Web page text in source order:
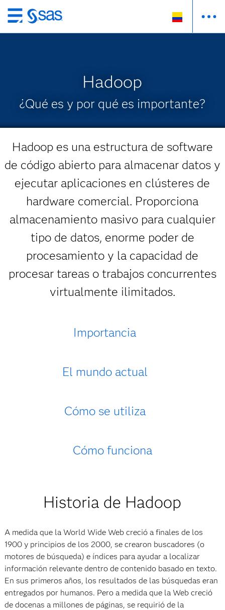
Ir
al
Hadoop
¿Qué es y por qué es importante?
Hadoop es una estructura de software
de código abierto para almacenar datos y
ejecutar aplicaciones en clústeres de
hardware comercial. Proporciona
almacenamiento masivo para cualquier
tipo de datos, enorme poder de
procesamiento y la capacidad de
procesar tareas o trabajos concurrentes
virtualmente ilimitados.
Importancia
El mundo actual
Cómo se utiliza
Cómo funciona
Historia de Hadoop
A medida que la World Wide Web creció a finales de los
1900 y principios de los 2000, se crearon buscadores (o
motores de búsqueda) e índices para ayudar a localizar
información relevante dentro de contenido basado en texto.
En sus primeros años, los resultados de las búsquedas eran
entregados por humanos. Pero a medida que la Web creció
de docenas a millones de páginas, se requirió de la